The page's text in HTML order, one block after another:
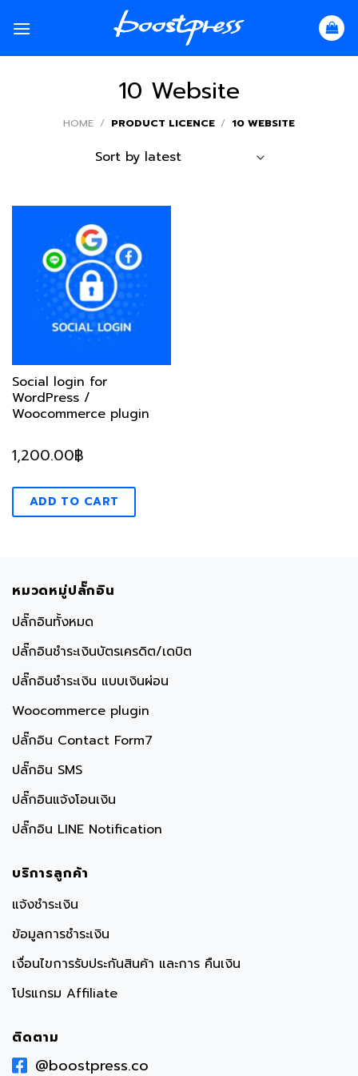
10 Website
HOME / PRODUCT LICENCE / 10 WEBSITE
Social login for
WordPress /
Woocommerce plugin
1,200.00฿
ADD TO CART
หมวดหมู่ปลั๊กอิน
ปลั๊กอินทั้งหมด
ปลั๊กอินชำระเงินบัตรเครดิต/เดบิต
ปลั๊กอินชำระเงิน แบบเงินผ่อน
Woocommerce plugin
ปลั๊กอิน Contact Form7
ปลั๊กอิน SMS
ปลั๊กอินแจ้งโอนเงิน
ปลั๊กอิน LINE Notification
บริการลูกค้า
แจ้งชำระเงิน
ข้อมูลการชำระเงิน
เงื่อนไขการรับประกันสินค้า และการ คืนเงิน
โปรแกรม Affiliate
ติดตาม
@boostpress.co